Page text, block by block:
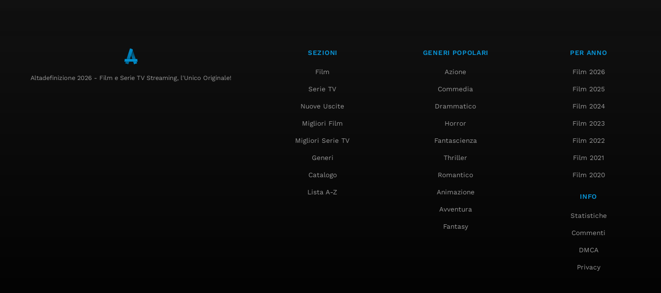
Altadefinizione 2026 - Film e Serie TV Streaming, l'Unico Originale!
SEZIONI
Film
Serie TV
Nuove Uscite
Migliori Film
Migliori Serie TV
Generi
Catalogo
Lista A-Z
GENERI POPOLARI
Azione
Commedia
Drammatico
Horror
Fantascienza
Thriller
Romantico
Animazione
Avventura
Fantasy
PER ANNO
Film 2026
Film 2025
Film 2024
Film 2023
Film 2022
Film 2021
Film 2020
INFO
Statistiche
Commenti
DMCA
Privacy